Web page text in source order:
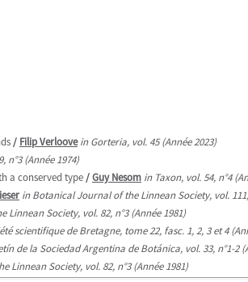
/ Filip Verloove in Gorteria, vol. 45 (Année 2023)
(Année 1974)
a conserved type/Guy Nesom in Taxon, vol. 54, n°4
in Botanical Journal of the Linnean Society, vol. 111,
Society, vol. 82, n°3 (Année 1981)
scientifique de Bretagne, tome 22, fasc. 1, 2, 3 et 4
de la Sociedad Argentina de Botánica, vol. 33, n°1-2
Linnean Society, vol. 82, n°3 (Année 1981)